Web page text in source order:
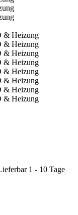
1 - 10 Tage